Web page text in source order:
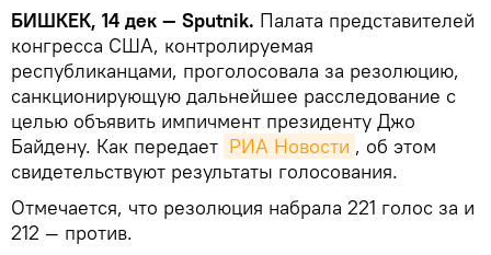
БИШКЕК, 14 дек — Sputnik. Палата представителей
конгресса США, контролируемая
республиканцами, проголосовала за резолюцию,
санкционирующую дальнейшее расследование с
целью объявить импичмент президенту Джо
Байдену. Как передает РИА Новости , об этом
свидетельствуют результаты голосования.
Отмечается, что резолюция набрала 221 голос за и
212 — против.